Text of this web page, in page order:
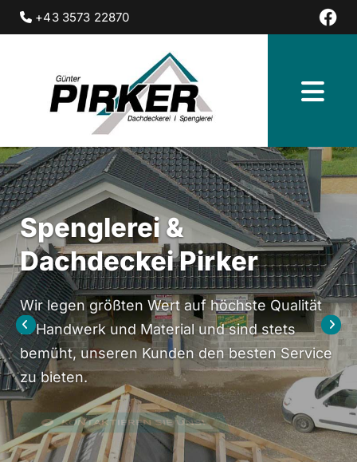
 +43 3573 22870
Spenglerei &
Dachdeckei Pirker
Wir legen größten Wert auf höchste Qualität
in Handwerk und Material und sind stets
bemüht, unseren Kunden den besten Service
zu bieten.
KONTAKTIEREN SIE UNS!